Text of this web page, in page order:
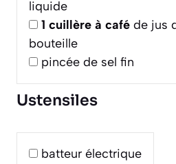
liquide
1 cuillère à café de jus
bouteille
pincée de sel fin
Ustensiles
batteur électrique